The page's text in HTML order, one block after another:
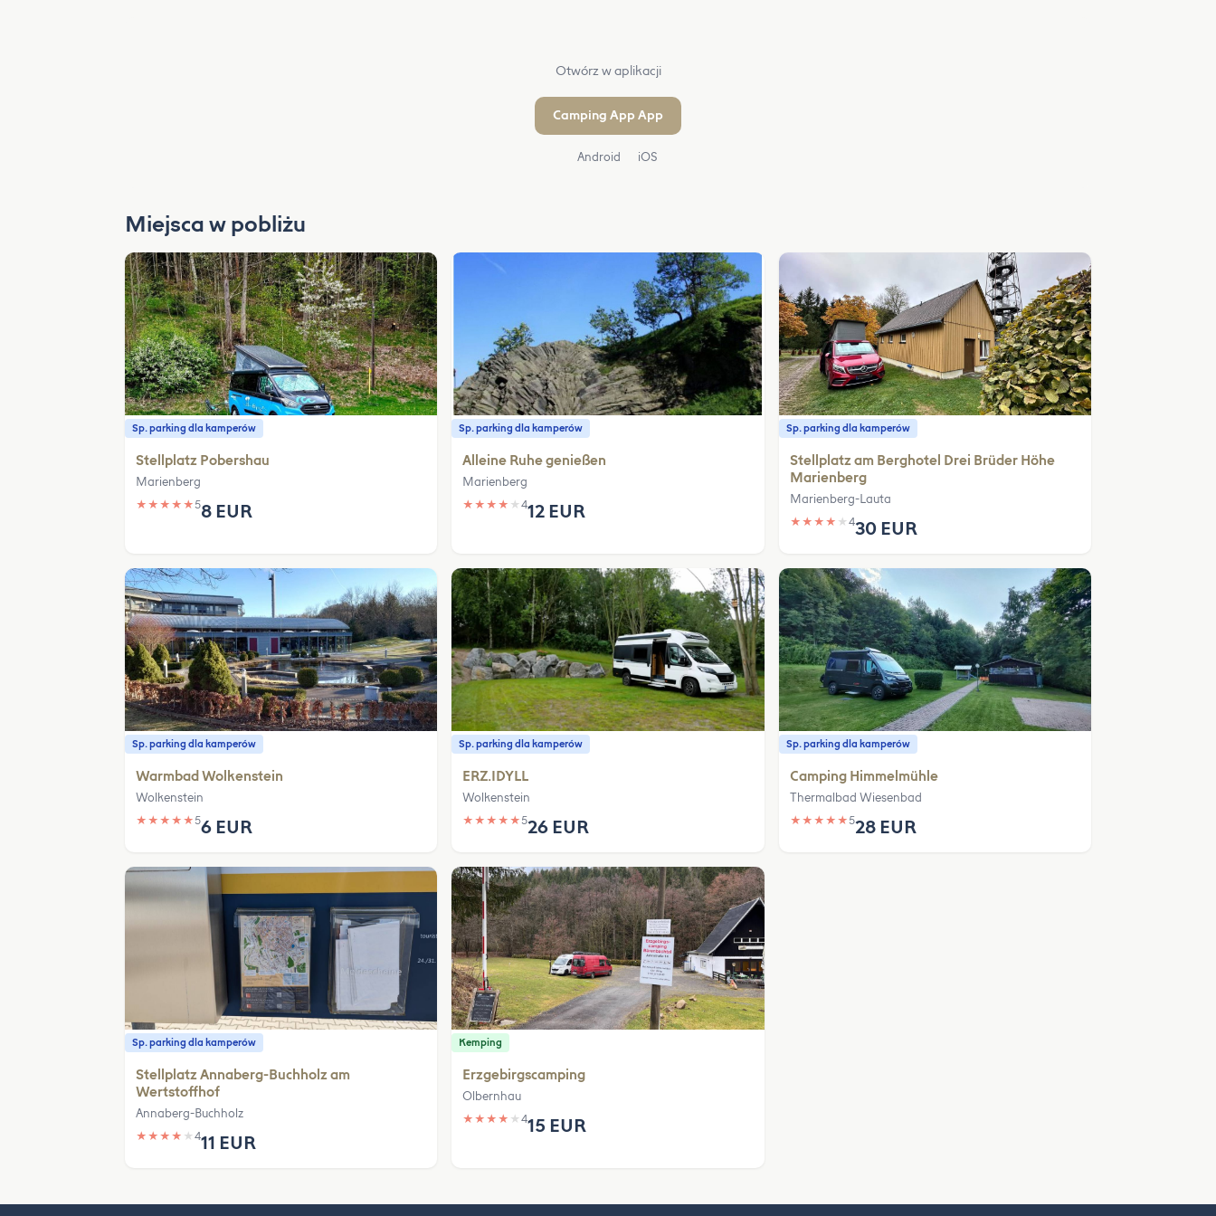
Otwórz w aplikacji
Camping App App
Android iOS
Miejsca w pobliżu
Sp. parking dla kamperów
Stellplatz Pobershau
Marienberg
★ ★ ★ ★ ★58 EUR
Sp. parking dla kamperów
Alleine Ruhe genießen
Marienberg
★ ★ ★ ★ ★412 EUR
Sp. parking dla kamperów
Stellplatz am Berghotel Drei Brüder Höhe
Marienberg
Marienberg-Lauta
★ ★ ★ ★ ★ 430 EUR
Sp. parking dla kamperów
Warmbad Wolkenstein
Wolkenstein
★ ★ ★ ★ ★56 EUR
Sp. parking dla kamperów
ERZ.IDYLL
Wolkenstein
★ ★ ★ ★ ★526 EUR
Sp. parking dla kamperów
Camping Himmelmühle
Thermalbad Wiesenbad
★ ★ ★ ★ ★528 EUR
Sp. parking dla kamperów
Stellplatz Annaberg-Buchholz am
Wertstoffhof
Annaberg-Buchholz
★ ★ ★ ★ ★ 411 EUR
Kemping
Erzgebirgscamping
Olbernhau
★ ★ ★ ★ ★415 EUR